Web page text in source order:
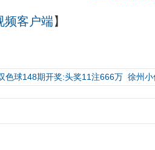
频客户端】
色球148期开奖:头奖11注666万 徐州